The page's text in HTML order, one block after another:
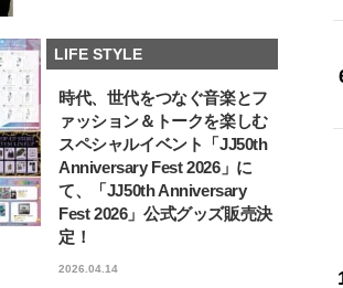
LIFE STYLE
時代、世代をつなぐ音楽とフ
ァッション＆トークを楽しむ
スペシャルイベント「JJ50th
Anniversary Fest 2026」に
て、「JJ50th Anniversary
Fest 2026」公式グッズ販売決
定！
2026.04.14
【AEN／エイエン】注目の日韓新
人ボーイズグループが始動！ デビ
占インタビュー。7人の魅力に迫
ります♪
LIFE STYLE